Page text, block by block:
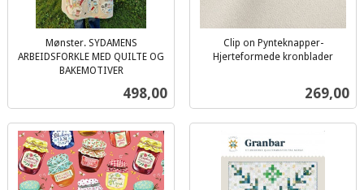
Mønster. SYDAMENS
ARBEIDSFORKLE MED QUILTE OG
BAKEMOTIVER
Pris
498,00
Clip on Pynteknapper-
Hjerteformede kronblader
Pris
269,00